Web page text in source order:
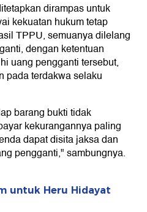
dirampas untuk
kekuatan hukum tetap
TPPU, semuanya dilelang
dengan ketentuan
uang pengganti tersebut,
pada terdakwa selaku
barang bukti tidak
kekurangannya paling
dapat disita jaksa dan
pengganti," sambungnya.
untuk Heru Hidayat